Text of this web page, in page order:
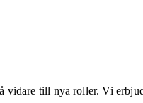
till nya roller. Vi